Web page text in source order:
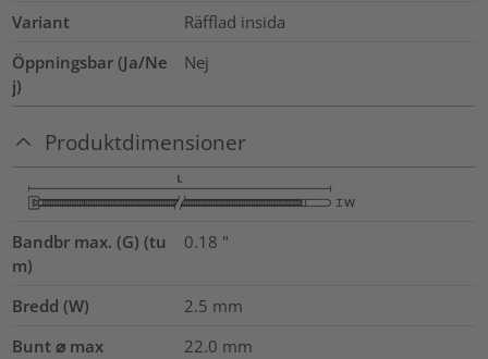
Variant
Räfflad insida
Öppningsbar (Ja/Ne
j)
Nej
Produktdimensioner
Bandbr max. (G) (tu
m)
0.18 "
Bredd (W) 2.5 mm
Bunt ⌀ max
22.0 mm